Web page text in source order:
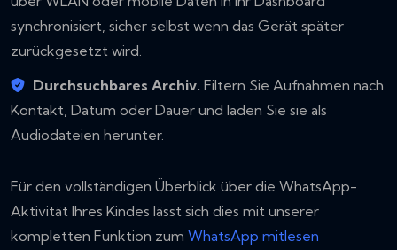
synchronisiert, sicher selbst wenn das Gerät später
zurückgesetzt wird.
Durchsuchbares Archiv. Filtern Sie Aufnahmen nach
Kontakt, Datum oder Dauer und laden Sie sie als
Audiodateien herunter.
Für den vollständigen Überblick über die WhatsApp-
Aktivität Ihres Kindes lässt sich dies mit unserer
kompletten Funktion zum WhatsApp mitlesen